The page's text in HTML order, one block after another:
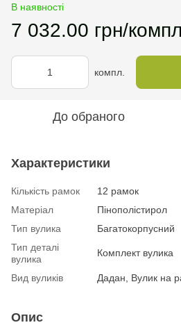
В наявності
7 032.00 грн/
компл.
До обраного
Характеристики
Кількість рамок
12 рамок
Матеріал
Пінополістирол
Тип вулика
Багатокорпусний
Тип деталі
вулика
Комплект вулика
Вид вуликів Дадан, Вулик на
Опис